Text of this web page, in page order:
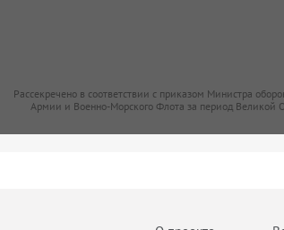
Рассекречено в соответствии с приказом Министра
Армии и Военно-Морского Флота за период Великой